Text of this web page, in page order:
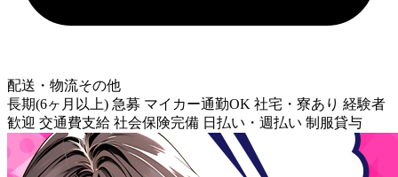
配送・物流その他
長期(6ヶ月以上) 急募 マイカー通勤OK 社宅・寮あり 経験者
歓迎 交通費支給 社会保険完備 日払い・週払い 制服貸与